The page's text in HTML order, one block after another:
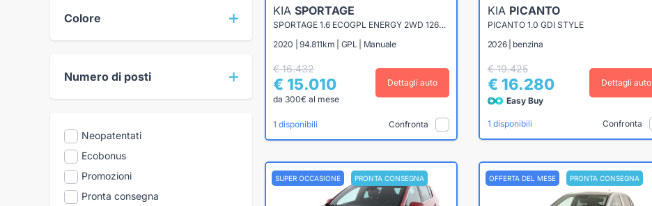
Colore
Numero di posti
Neopatentati
Ecobonus
Promozioni
Pronta consegna
KIA SPORTAGE
SPORTAGE 1.6 ECOGPL ENERGY 2WD 126CV
2020 | 94.811km | GPL | Manuale
€ 16.432
€ 15.010
da 300€ al mese
Dettagli auto
1 disponibili Confronta
KIA PICANTO
PICANTO 1.0 GDI STYLE
2026 | benzina
€ 19.425
€ 16.280
Easy Buy
Dettagli auto
1 disponibili Confronta
SUPER OCCASIONE PRONTA CONSEGNA OFFERTA DEL MESE PRONTA CONSEGNA